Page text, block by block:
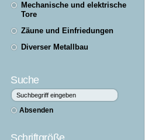
Mechanische und elektrische
Tore
Zäune und Einfriedungen
Diverser Metallbau
Suche
Schriftgröße